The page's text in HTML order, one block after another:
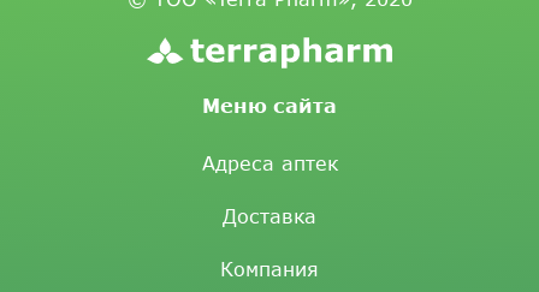
Меню сайта
Адреса аптек
Доставка
Компания